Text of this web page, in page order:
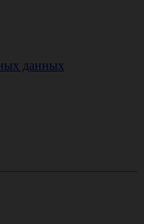
данных